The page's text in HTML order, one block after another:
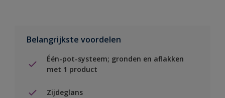
Belangrijkste voordelen
Één-pot-systeem; gronden en aflakken
met 1 product
Zijdeglans